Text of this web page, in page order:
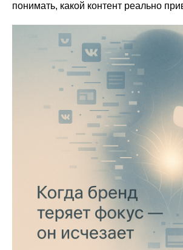
понимать, какой контент реально